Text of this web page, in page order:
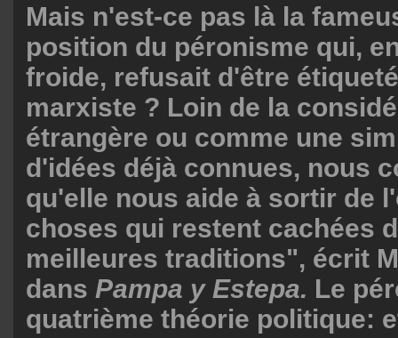
Mais n'est-ce pas là la
position du péronisme qui,
froide, refusait d'être
marxiste ? Loin de la
étrangère ou comme une
d'idées déjà connues, nous
qu'elle nous aide à sortir de
choses qui restent cachées
meilleures traditions", écrit
dans Pampa y Estepa. Le
quatrième théorie politique: